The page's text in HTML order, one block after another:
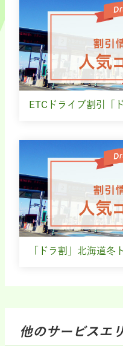
ETCドライブ割引「
「ドラ割」北海道冬
他のサービスエ